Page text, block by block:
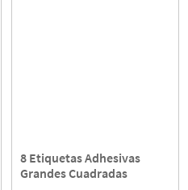
8 Etiquetas Adhesivas
Grandes Cuadradas